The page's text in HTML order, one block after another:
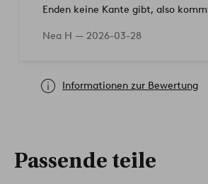
Enden keine Kante gibt, also
Nea H — 2026-03-28
Informationen zur Bewertung
Passende teile